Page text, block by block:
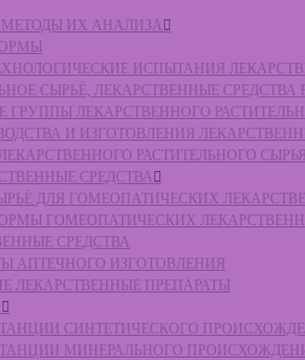
МЕТОДЫ ИХ АНАЛИЗА
ИСПЫТАНИЯ
СЫРЬЁ, ЛЕКАРСТВЕННЫЕ
ГРУППЫ ЛЕКАРСТВЕННОГО
И ИЗГОТОВЛЕНИЯ
ЛЕКАРСТВЕННОГО РАСТИТЕЛЬНОГО
СРЕДСТВА
ДЛЯ ГОМЕОПАТИЧЕСКИХ
ГОМЕОПАТИЧЕСКИХ
СРЕДСТВА
АПТЕЧНОГО ИЗГОТОВЛЕНИЯ
ЛЕКАРСТВЕННЫЕ ПРЕПАРАТЫ
СИНТЕТИЧЕСКОГО
МИНЕРАЛЬНОГО